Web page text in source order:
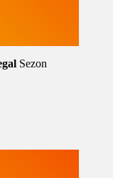
Sezon